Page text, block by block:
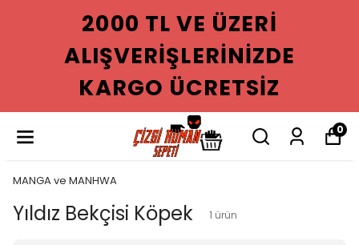
2000 TL VE ÜZERI
ALIŞVERIŞLERINIZDE
KARGO ÜCRETSIZ
0
MANGA ve MANHWA
Yıldız Bekçisi Köpek 1 ürün